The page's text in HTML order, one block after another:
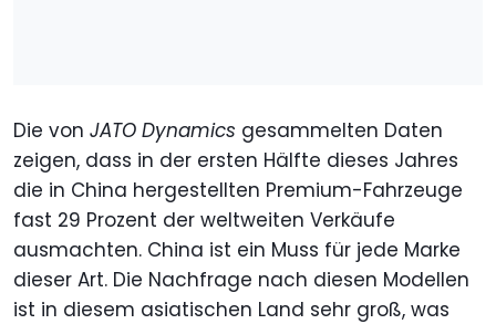
Die von JATO Dynamics gesammelten Daten
zeigen, dass in der ersten Hälfte dieses Jahres
die in China hergestellten Premium-Fahrzeuge
fast 29 Prozent der weltweiten Verkäufe
ausmachten. China ist ein Muss für jede Marke
dieser Art. Die Nachfrage nach diesen Modellen
ist in diesem asiatischen Land sehr groß, was